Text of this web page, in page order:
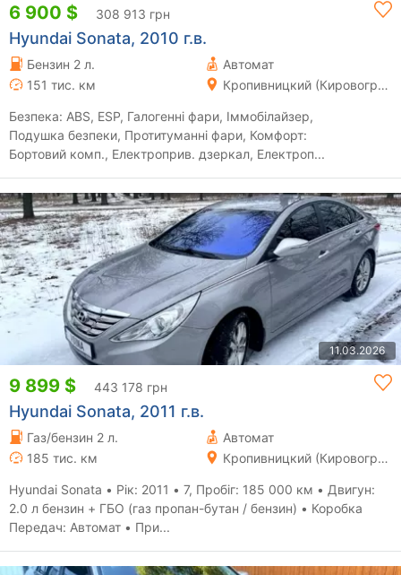
6 900 $ 308 913 грн
Hyundai Sonata, 2010 г.в.
Бензин 2 л.
Автомат
151 тис. км
Кропивницкий (Кировоград)
Безпека: ABS, ESP, Галогенні фари, Іммобілайзер,
Подушка безпеки, Протитуманні фари, Комфорт:
Бортовий комп., Електроприв. дзеркал, Електроп...
11.03.2026
9 899 $ 443 178 грн
Hyundai Sonata, 2011 г.в.
Газ/бензин 2 л.
Автомат
185 тис. км
Кропивницкий (Кировоград)
Hyundai Sonata • Рік: 2011 • 7, Пробіг: 185 000 км • Двигун:
2.0 л бензин + ГБО (газ пропан-бутан / бензин) • Коробка
Передач: Автомат • При...